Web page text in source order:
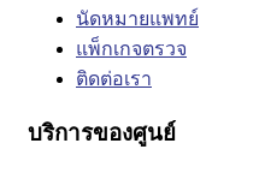
นัดหมายแพทย์
แพ็กเกจตรวจ
ติดต่อเรา
บริการของศูนย์